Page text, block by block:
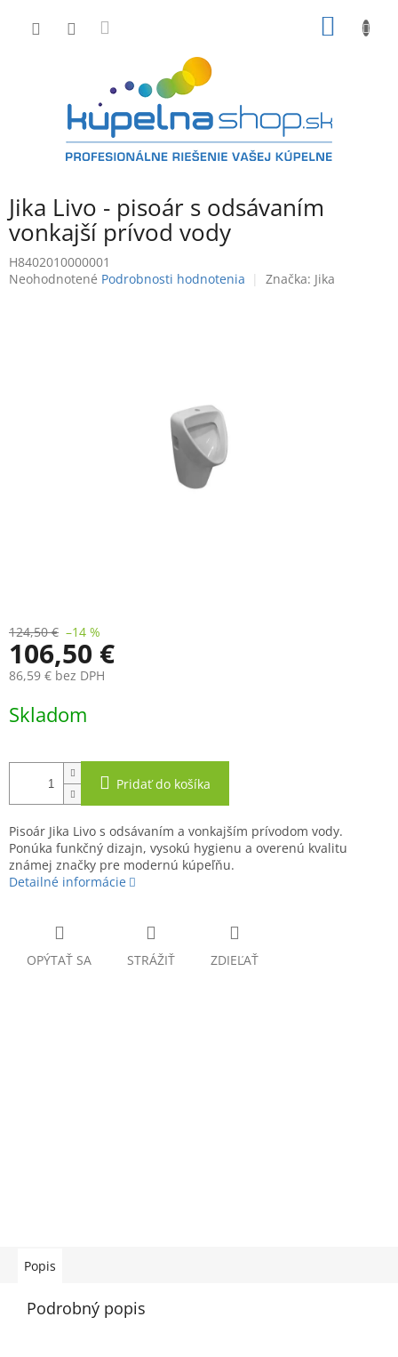
Jika Livo - pisoár s odsávaním
vonkajší prívod vody
H8402010000001
Priemerné
Neohodnotené Podrobnosti hodnotenia Značka: Jika
124,50 € –14 %
106,50 €
86,59 € bez DPH
cena:
Skladom
Pridať do košíka
Pisoár Jika Livo s odsávaním a vonkajším prívodom vody.
Ponúka funkčný dizajn, vysokú hygienu a overenú kvalitu
známej značky pre modernú kúpeľňu.
Detailné informácie
OPÝTAŤ SA STRÁŽIŤ ZDIEĽAŤ
Popis
Podrobný popis